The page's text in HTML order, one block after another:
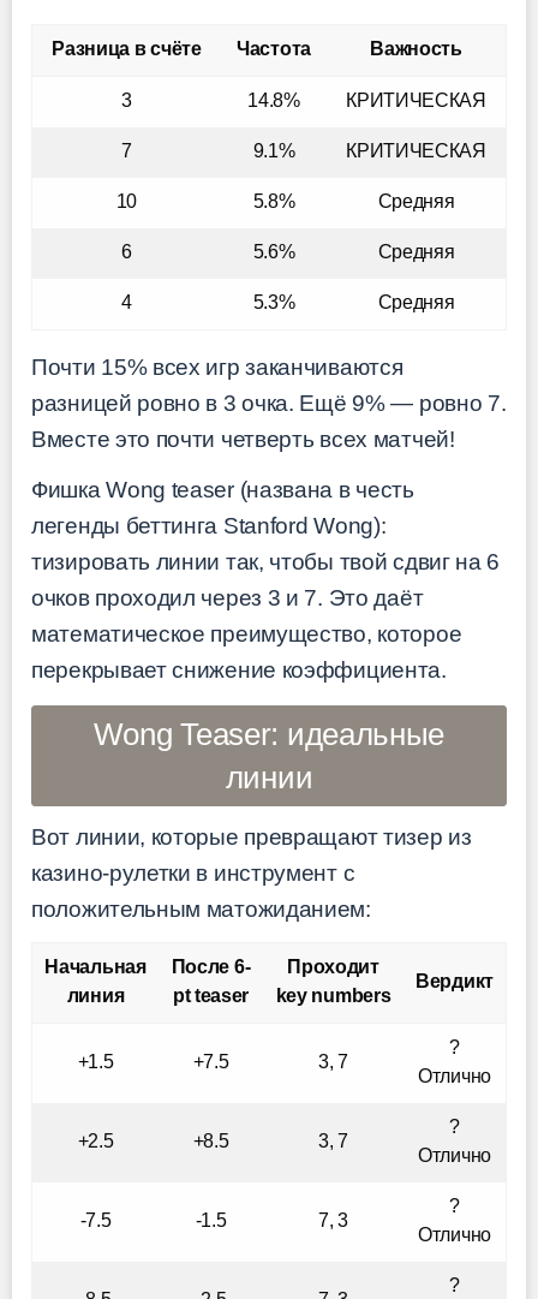
Разница в счёте Частота Важность
3 14.8% КРИТИЧЕСКАЯ
7 9.1% КРИТИЧЕСКАЯ
10 5.8% Средняя
6 5.6% Средняя
4 5.3% Средняя
Почти 15% всех игр заканчиваются
разницей ровно в 3 очка. Ещё 9% — ровно 7.
Вместе это почти четверть всех матчей!
Фишка Wong teaser (названа в честь
легенды беттинга Stanford Wong):
тизировать линии так, чтобы твой сдвиг на 6
очков проходил через 3 и 7. Это даёт
математическое преимущество, которое
перекрывает снижение коэффициента.
Wong Teaser: идеальные
линии
Вот линии, которые превращают тизер из
казино-рулетки в инструмент с
положительным матожиданием:
Начальная
линия
После 6-
pt teaser
Проходит
key numbers
Вердикт
+1.5 +7.5 3, 7
?
Отлично
+2.5 +8.5 3, 7
?
Отлично
-7.5 -1.5 7, 3
?
Отлично
?